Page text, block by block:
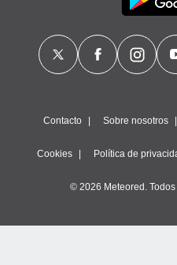
Contacto Sobre nosotros
Cookies Política de
© 2026 Meteored.